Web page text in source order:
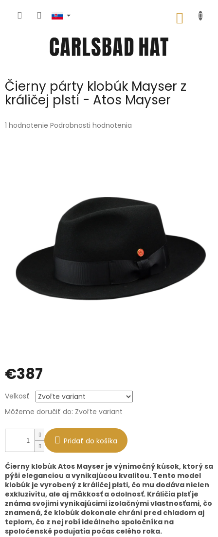
Čierny párty klobúk Mayser z
králičej plsti - Atos Mayser
Priemerné
1 hodnotenie Podrobnosti hodnotenia
€387
Jednotková
cena:
Velkosť
Môžeme doručiť do: Zvoľte variant
Pridať do košíka
Čierny klobúk Atos Mayser je výnimočný kúsok, ktorý sa
pýši eleganciou a vynikajúcou kvalitou. Tento model
klobúk je vyrobený z králičej plsti, čo mu dodáva nielen
exkluzivitu, ale aj mäkkosť a odolnosť. Králičia plsť je
známa svojimi vynikajúcimi izolačnými vlastnosťami, čo
znamená, že klobúk dokonale chráni pred chladom aj
teplom, čo z nej robí ideálneho spoločníka na
spoločenské podujatia počas celého roka.